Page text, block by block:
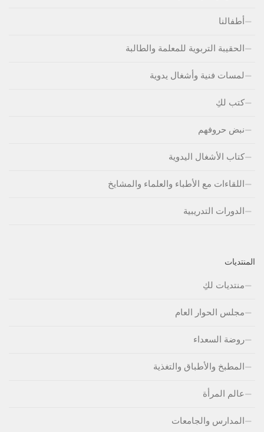
أطفالنا
الحقيبة التربوية للمعلمة والطالبة
لمسات فنية وأشغال يدوية
كتب لكِ
نبض حروفهم
كتاب الأشغال اليدوية
اللقاءات مع الأطباء والعلماء والمشايخ
الدورات التدريبية
المنتديات
منتديات لكِ
مجلس الحوار العام
روضة السعداء
المطبخ والأطباق والتغذية
عالم المرأة
المدارس والجامعات